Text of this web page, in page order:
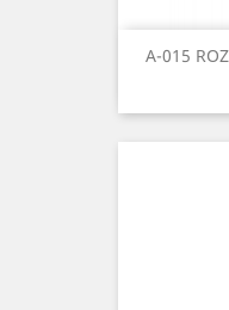
A-015